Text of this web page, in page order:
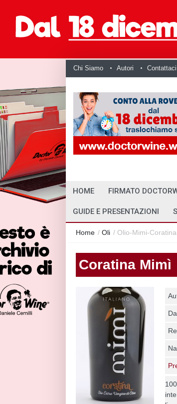
Chi Siamo Autori Contattaci
HOME FIRMATO
GUIDE E PRESENTAZIONI
Home / Oli / Olio-Mimi-
Coratina Mimì